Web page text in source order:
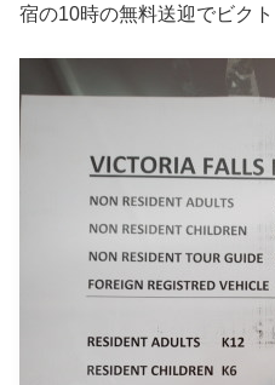
宿の10時の無料送迎でビクト